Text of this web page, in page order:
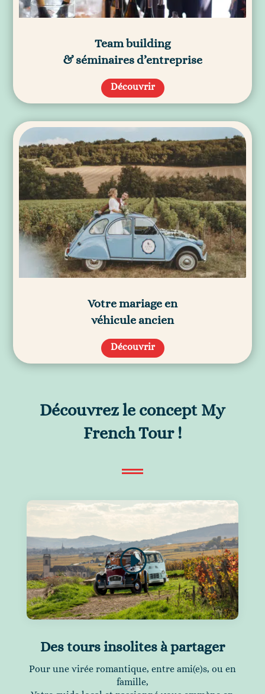
Team building
& séminaires d’entreprise
Découvrir
Votre mariage en
véhicule ancien
Découvrir
Découvrez le concept My
French Tour !
Des tours insolites à partager
Pour une virée romantique, entre ami(e)s, ou en
famille,